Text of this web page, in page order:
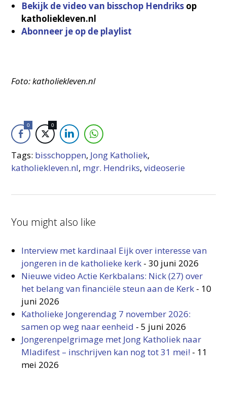
Bekijk de video van bisschop Hendriks op
katholiekleven.nl
Abonneer je op de playlist
Foto: katholiekleven.nl
0 0
Tags: bisschoppen, Jong Katholiek,
katholiekleven.nl, mgr. Hendriks,videoserie
You might also like
Interview met kardinaal Eijk over interesse van
jongeren in de katholieke kerk -30 juni 2026
Nieuwe video Actie Kerkbalans: Nick (27) over
het belang van financiële steun aan de Kerk - 10
juni 2026
Katholieke Jongerendag 7 november 2026:
samen op weg naar eenheid -5 juni 2026
Jongerenpelgrimage met Jong Katholiek naar
Mladifest – inschrijven kan nog tot 31 mei! - 11
mei 2026